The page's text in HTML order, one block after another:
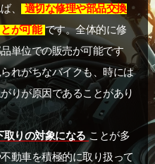
、
適切な修理や部品交換
が可能 です。全体的に修
単位での販売が可能です
れがちなバイクも、時には
りが原因であることがあり
取りの対象になる ことが多
動車を積極的に取り扱って